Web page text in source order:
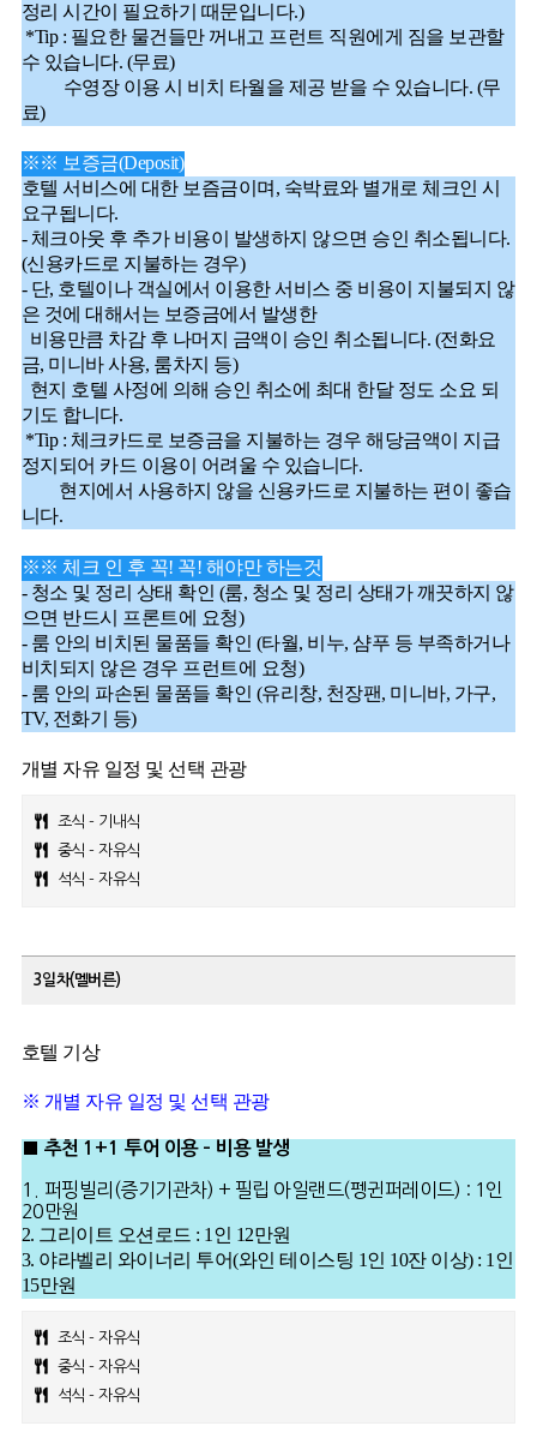
정리 시간이 필요하기 때문입니다.)
*Tip : 필요한 물건들만 꺼내고 프런트 직원에게 짐을 보관할
수 있습니다. (무료)
수영장 이용 시 비치 타월을 제공 받을 수 있습니다. (무
료)
※※ 보증금(Deposit)
호텔 서비스에 대한 보즘금이며, 숙박료와 별개로 체크인 시
요구됩니다.
- 체크아웃 후 추가 비용이 발생하지 않으면 승인 취소됩니다.
(신용카드로 지불하는 경우)
- 단, 호텔이나 객실에서 이용한 서비스 중 비용이 지불되지 않
은 것에 대해서는 보증금에서 발생한
비용만큼 차감 후 나머지 금액이 승인 취소됩니다. (전화요
금, 미니바 사용, 룸차지 등)
현지 호텔 사정에 의해 승인 취소에 최대 한달 정도 소요 되
기도 합니다.
*Tip : 체크카드로 보증금을 지불하는 경우 해당금액이 지급
정지되어 카드 이용이 어려울 수 있습니다.
현지에서 사용하지 않을 신용카드로 지불하는 편이 좋습
니다.
※※ 체크 인 후 꼭! 꼭! 해야만 하는것
- 청소 및 정리 상태 확인 (룸, 청소 및 정리 상태가 깨끗하지 않
으면 반드시 프론트에 요청)
- 룸 안의 비치된 물품들 확인 (타월, 비누, 샴푸 등 부족하거나
비치되지 않은 경우 프런트에 요청)
- 룸 안의 파손된 물품들 확인 (유리창, 천장팬, 미니바, 가구,
TV, 전화기 등)
개별 자유 일정 및 선택 관광
조식 - 기내식
중식 - 자유식
석식 - 자유식
3일차(멜버른)
호텔 기상
※ 개별 자유 일정 및 선택 관광
추천 1+1투어 이용 – 비용 발생
1. 퍼핑빌리(증기기관차) + 필립 아일랜드(펭귄퍼레이드) : 1인
20만원
2. 그리이트 오션로드 : 1인 12만원
3. 야라벨리 와이너리 투어(와인 테이스팅 1인 10잔 이상) : 1인
15만원
조식 - 자유식
중식 - 자유식
석식 - 자유식